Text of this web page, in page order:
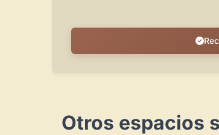
Otros espacios